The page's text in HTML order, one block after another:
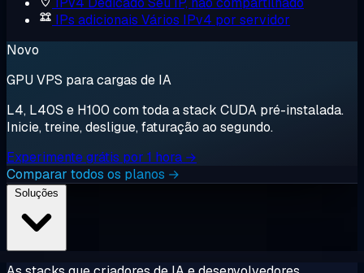
IPs adicionais Vários IPv4 por servidor
Novo
GPU VPS para cargas de IA
L4, L40S e H100 com toda a stack CUDA pré-instalada.
Inicie, treine, desligue, faturação ao segundo.
Experimente grátis por 1 hora →
Comparar todos os planos →